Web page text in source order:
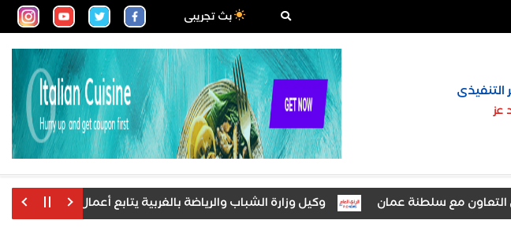
بث تجريبى
التنفيذى
عز
مع سلطنة عمان وكيل وزارة الشباب والرياضة بالغربية يتابع أعمال الجمعية العمومية